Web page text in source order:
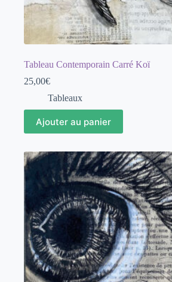
Tableau Contemporain Carré Koï
25,00€
Tableaux
Ajouter au panier